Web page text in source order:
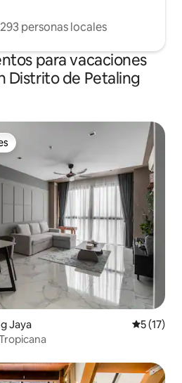
personas locales
para vacaciones
Distrito de Petaling
Jaya
5 (17)